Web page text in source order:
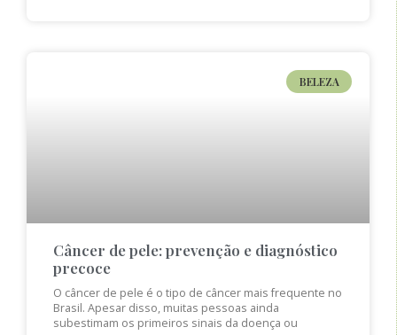
BELEZA
Câncer de pele: prevenção e diagnóstico
precoce
O câncer de pele é o tipo de câncer mais frequente no
Brasil. Apesar disso, muitas pessoas ainda
subestimam os primeiros sinais da doença ou